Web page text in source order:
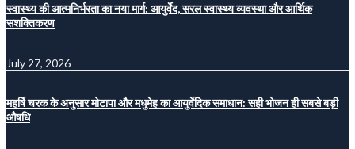
स्वास्थ्य की आत्मनिर्भरता का नया मार्ग: आयुर्वेद, सरल स्वास्थ्य व्यवस्था और आर्थिक
सशक्तिकरण
July 27, 2026
महर्षि चरक के अनुसार मोटापा और मधुमेह का आयुर्वेदिक समाधान: सही भोजन ही सबसे बड़ी
औषधि